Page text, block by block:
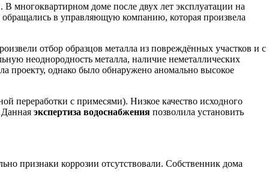
многоквартирном доме после двух лет эксплуатации на
в управляющую компанию, которая произвела
отбор образцов металла из повреждённых участков и с
неоднородность металла, наличие неметаллических
проекту, однако было обнаружено аномально высокое
переработки с примесями). Низкое качество исходного
Данная экспертиза водоснабжения позволила установить
признаки коррозии отсутствовали. Собственник дома